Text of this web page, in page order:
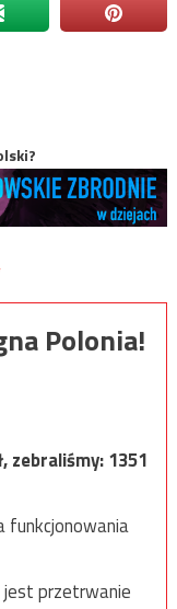
Polonia!
zebraliśmy:1351
funkcjonowania
przetrwanie